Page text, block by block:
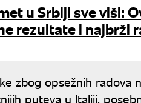
u Srbiji sve viši:
rezultate i najbrži
zbog opsežnih radova
puteva u Italiji,